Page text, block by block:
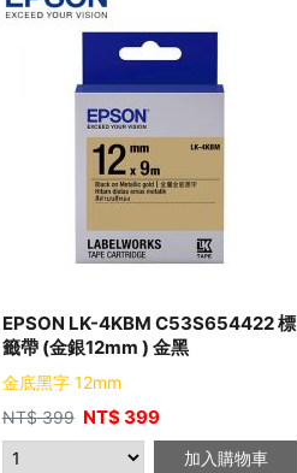
EPSON LK-4KBM C53S654422 標
籤帶 (金銀12mm ) 金黑
金底黑字 12mm
NT$399 NT$399
加入購物車